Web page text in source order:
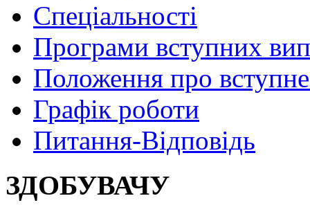
Спеціальності
Програми вступних
Положення про
Графік роботи
Питання-Відповідь
ЗДОБУВАЧУ